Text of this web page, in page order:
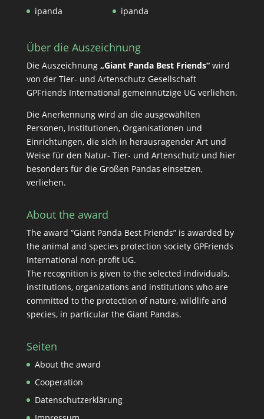
ipanda
ipanda
Über die Auszeichnung
Die Auszeichnung „Giant Panda Best Friends“wird
von der Tier- und Artenschutz Gesellschaft
GPFriends International gemeinnützige UG verliehen.
Die Anerkennung wird an die ausgewählten
Personen, Institutionen, Organisationen und
Einrichtungen, die sich in herausragender Art und
Weise für den Natur- Tier- und Artenschutz und hier
besonders für die Großen Pandas einsetzen,
verliehen.
About the award
The award “Giant Panda Best Friends” is awarded by
the animal and species protection society GPFriends
International non-profit UG.
The recognition is given to the selected individuals,
institutions, organizations and institutions who are
committed to the protection of nature, wildlife and
species, in particular the Giant Pandas.
Seiten
About the award
Cooperation
Datenschutzerklärung